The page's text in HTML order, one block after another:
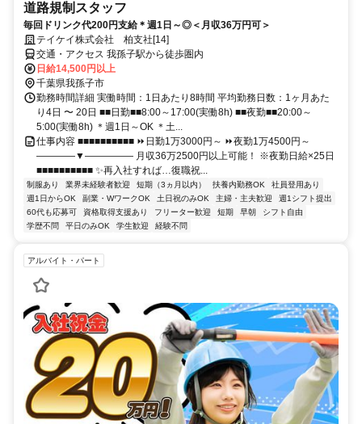
道路規制スタッフ
毎回ドリンク代200円支給＊週1日～◎＜月収36万円可＞
テイケイ株式会社 柏支社[14]
交通・アクセス 我孫子駅から徒歩圏内
日給14,500円以上
千葉県我孫子市
勤務時間詳細 実働時間：1日あたり8時間 平均勤務日数：1ヶ月あた
り4日 〜 20日 ■■日勤■■8:00～17:00(実働8h) ■■夜勤■■20:00～
5:00(実働8h) ＊週1日～OK ＊土...
仕事内容 ■■■■■■■■■■ ⏩日勤1万3000円～ ⏩夜勤1万4500円～
――――▼――――― 月収36万2500円以上可能！ ※夜勤日給×25日
■■■■■■■■■■ ✨再入社すれば…復職祝...
制服あり 業界未経験者歓迎 短期（3ヵ月以内） 扶養内勤務OK
社員登用あり
週1日からOK
副業・WワークOK 土日祝のみOK 主婦・主夫歓迎
週1シフト提出
60代も応募可
資格取得支援あり フリーター歓迎 短期 早朝
シフト自由
学歴不問
平日のみOK 学生歓迎 経験不問
アルバイト・パート